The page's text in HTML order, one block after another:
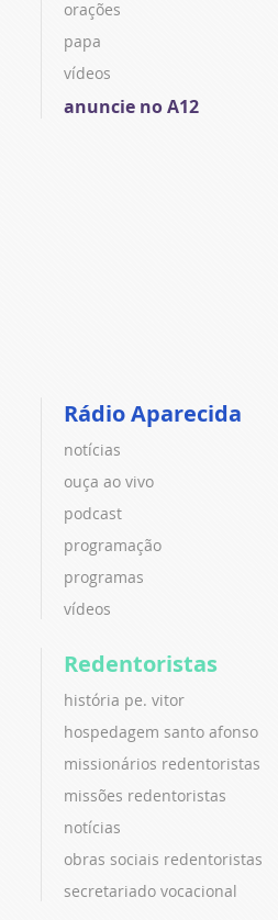
orações
papa
vídeos
anuncie no A12
Rádio Aparecida
notícias
ouça ao vivo
podcast
programação
programas
vídeos
Redentoristas
história pe. vitor
hospedagem santo afonso
missionários redentoristas
missões redentoristas
notícias
obras sociais redentoristas
secretariado vocacional